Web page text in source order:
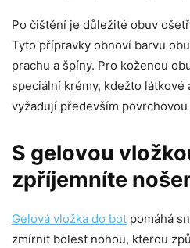
Po čištění je důležité obuv
Tyto přípravky obnoví barvu
prachu a špíny. Pro koženou
speciální krémy, kdežto
vyžadují především
S gelovou
zpříjemníte
Gelová vložka do bot pomáhá
zmírnit bolest nohou, kterou